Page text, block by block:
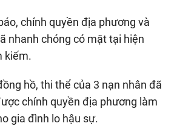
chính quyền địa phương và
nhanh chóng có mặt tại hiện
kiếm.
hồ, thi thể của 3 nạn nhân đã
chính quyền địa phương làm
gia đình lo hậu sự.